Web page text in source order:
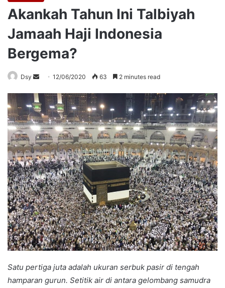
Akankah Tahun Ini Talbiyah
Jamaah Haji Indonesia
Bergema?
Dsy
Send
email
12/06/2020 63 2 minutes read
Satu pertiga juta adalah ukuran serbuk pasir di tengah
hamparan gurun. Setitik air di antara gelombang samudra